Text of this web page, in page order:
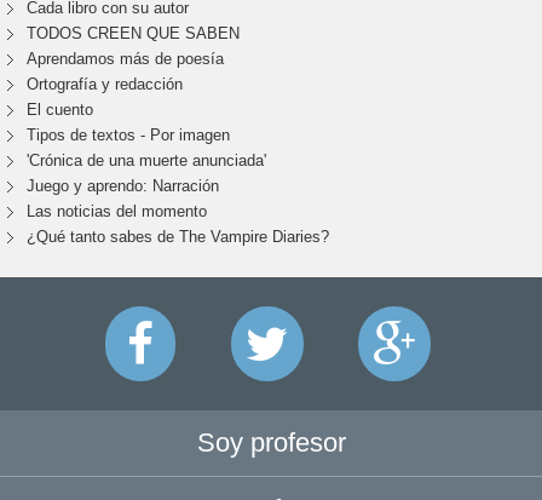
Cada libro con su autor
TODOS CREEN QUE SABEN
Aprendamos más de poesía
Ortografía y redacción
El cuento
Tipos de textos - Por imagen
'Crónica de una muerte anunciada'
Juego y aprendo: Narración
Las noticias del momento
¿Qué tanto sabes de The Vampire Diaries?
Soy profesor